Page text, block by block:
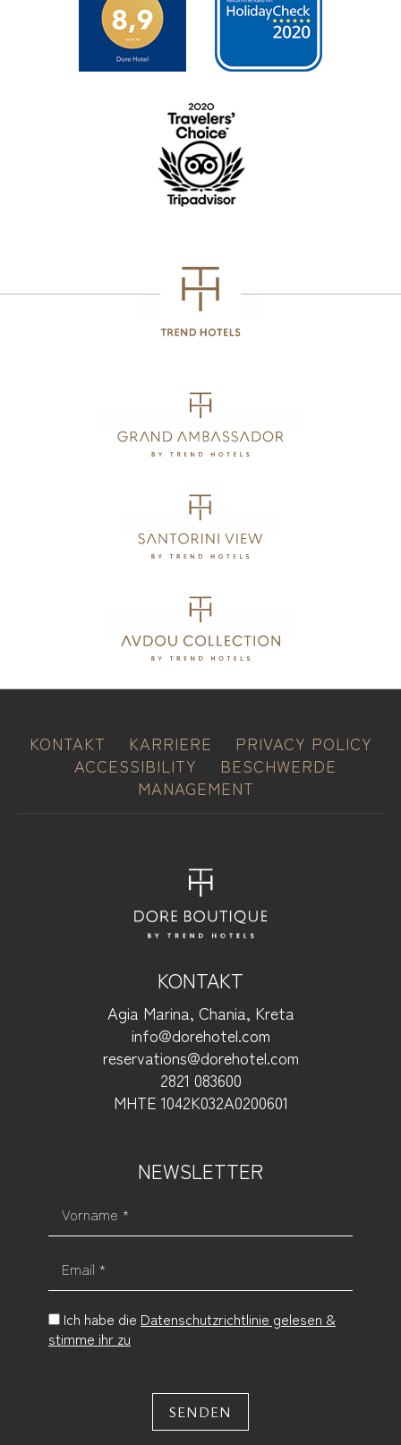
KONTAKT KARRIERE
PRIVACY POLICY
ACCESSIBILITY
BESCHWERDE
MANAGEMENT
KONTAKT
Agia Marina, Chania, Kreta
info@dorehotel.com
reservations@dorehotel.com
2821 083600
ΜΗΤΕ 1042Κ032Α0200601
NEWSLETTER
Ich habe die Datenschutzrichtlinie gelesen &
stimme ihr zu
SENDEN